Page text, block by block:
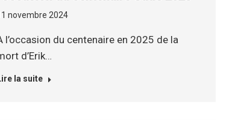
novembre 2024
l’occasion du centenaire en 2025 de la
d’Erik…
la suite